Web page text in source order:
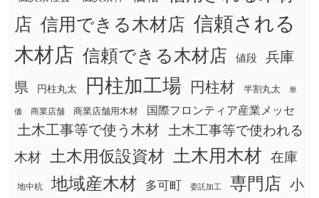
店 信用できる木材店 信頼される
木材店 信頼できる木材店 値段
兵庫
県
円柱丸太 円柱加工場 円柱材 半割丸太 単
価 商業店舗 商業店舗用木材 国際フロンティア産業メッセ
土木工事等で使う木材
土木工事等で使われる
木材
土木用仮設資材 土木用木材 在庫
地中杭 地域産木材 多可町 委託加工 専門店 小